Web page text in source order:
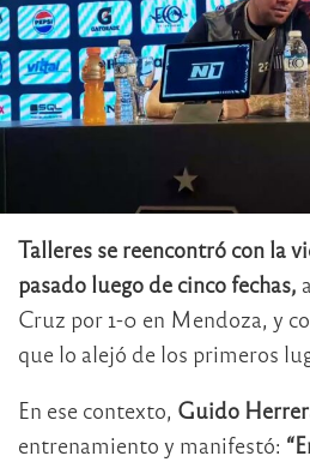
Talleres se reencontró con la
pasado luego de cinco fechas,
Cruz por 1-0 en Mendoza, y
que lo alejó de los primeros
En ese contexto, Guido
entrenamiento y manifestó: